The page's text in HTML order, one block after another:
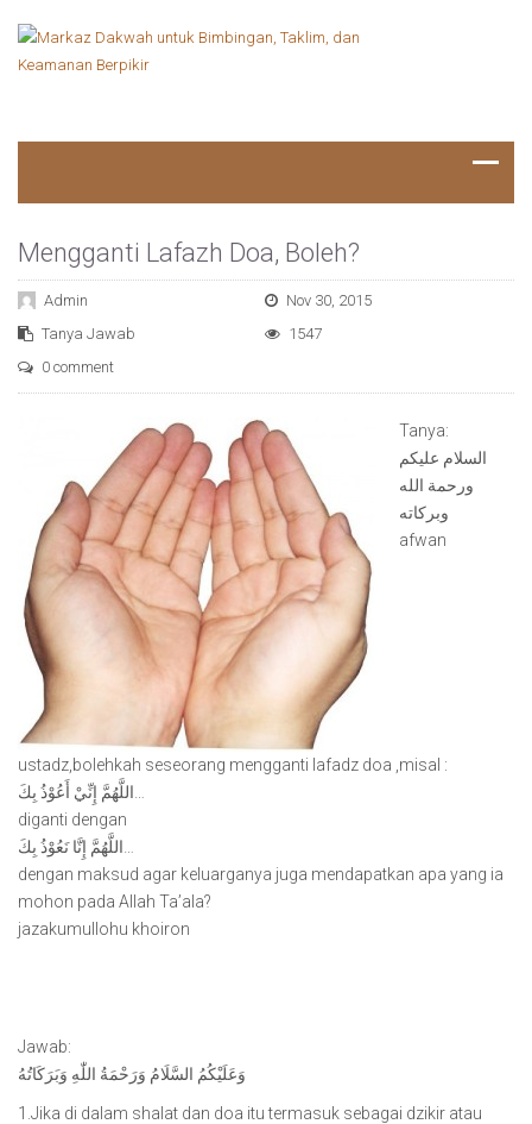
Mengganti Lafazh Doa, Boleh?
Admin
Nov 30, 2015
Tanya Jawab
1547
0 comment
Tanya:
السلام عليكم
ورحمة الله
وبركاته
afwan
ustadz,bolehkah seseorang mengganti lafadz doa ,misal :
diganti dengan
dengan maksud agar keluarganya juga mendapatkan apa yang ia
mohon pada Allah Ta’ala?
jazakumullohu khoiron
Jawab:
وَعَلَيْكُمُ السَّلَامُ وَرَحْمَةُ اللّٰهِ وَبَرَكَاتُهُ
1.Jika di dalam shalat dan doa itu termasuk sebagai dzikir atau